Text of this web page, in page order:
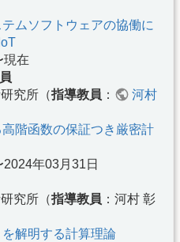
ムソフトウェアの協働に
現在
究所（指導教員 ：
河村
階函数の保証つき厳密計
年03月31日
究所（指導教員 ：河村 彰
解明する計算理論